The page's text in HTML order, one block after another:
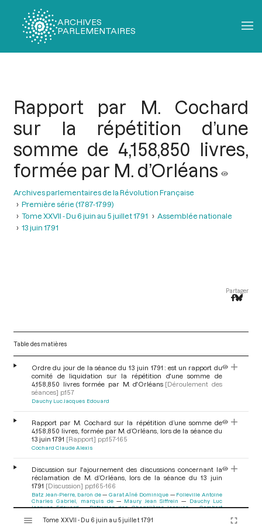
ARCHIVES
PARLEMENTAIRES
Rapport par M. Cochard
sur la répétition d’une
somme de 4,158,850 livres,
formée par M. d’Orléans
Archives parlementaires de la Révolution Française
Première série (1787-1799)
Tome XXVII - Du 6 juin au 5 juillet 1791
Assemblée nationale
13 juin 1791
Partager
Table des matières
Ordre du jour de la séance du 13 juin 1791 : est un rapport du
comité de liquidation sur la répétition d'une somme de
4,158,850 livres formée par M. d'Orléans [Déroulement des
séances] p.157
Dauchy Luc Jacques Edouard
Rapport par M. Cochard sur la répétition d’une somme de
4,158,850 livres, formée par M. d’Orléans, lors de la séance du
13 juin 1791 [Rapport] pp.157-165
Cochard Claude Alexis
Discussion sur l'ajournement des discussions concernant la
réclamation de M. d’Orléans, lors de la séance du 13 juin
1791 [Discussion] pp.165-166
Batz Jean-Pierre, baron de Garat Aîné Dominique
Folleville Antoine
Charles Gabriel, marquis de
Maury Jean Siffrein
Dauchy Luc
Jacques Edouard
Defermon des Chapelières Jacques
Gombert
Tome XXVII - Du 6 juin au 5 juillet 1791